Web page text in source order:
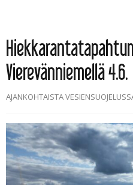
Vierevänniemellä 4.6.
AJANKOHTAISTA